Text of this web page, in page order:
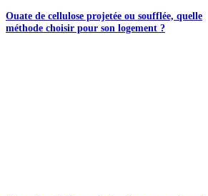
Ouate de cellulose projetée ou soufflée, quelle
méthode choisir pour son logement ?